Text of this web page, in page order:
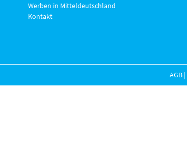
Werben in Mitteldeutschland
Kontakt
AGB |